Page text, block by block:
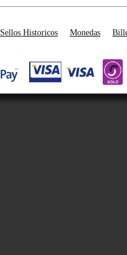
Sellos Historicos Monedas